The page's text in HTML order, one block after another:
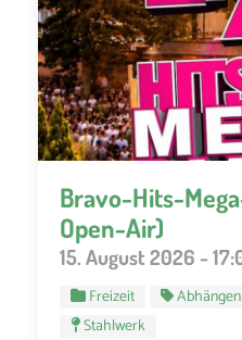
Bravo-Hits-
Open-Air)
15. August 2026 -
Freizeit Abhängen
Stahlwerk